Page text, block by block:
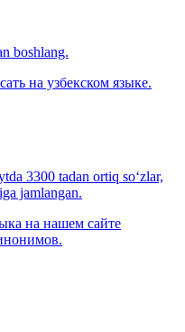
boshlang.
на узбекском языке.
3300 tadan ortiq so‘zlar,
jamlangan.
на нашем сайте